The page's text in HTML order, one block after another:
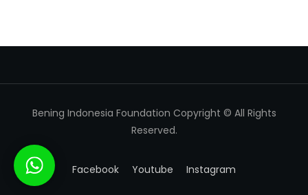
Bening Indonesia Foundation Copyright © All Rights
Reserved.
Facebook Youtube Instagram